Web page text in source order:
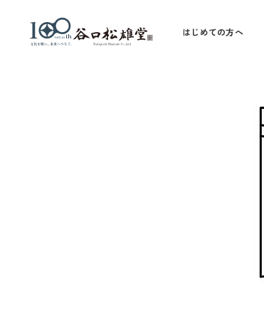
はじめての方へ